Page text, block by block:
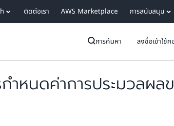
ติดต่อเรา AWS Marketplace การสนับสนุน
การค้นหา ลงชื่อเข้าใช้ค
หนดค่าการประมวลผล